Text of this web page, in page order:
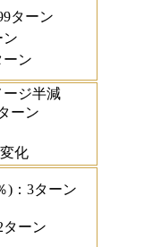
ターン
ン
ーン
ージ半減
ーン
化
)：3ターン
ターン